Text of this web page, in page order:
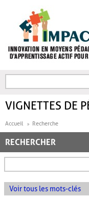
FORMULAIRE DE
VIGNETTES DE
Accueil Recherche
RECHERCHER
Voir tous les mots-clés